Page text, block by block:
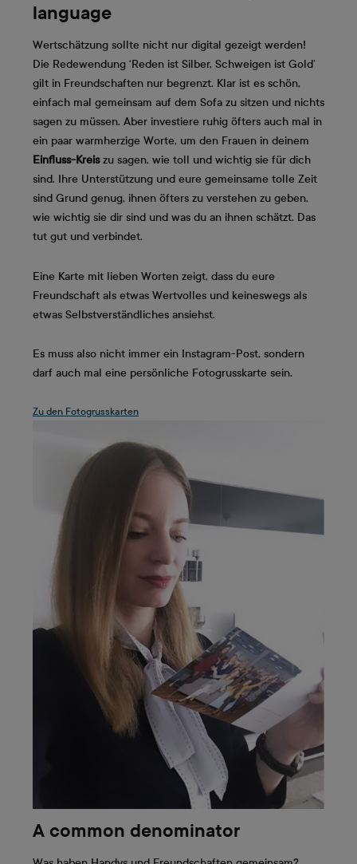
language
Wertschätzung sollte nicht nur digital gezeigt werden!
Die Redewendung ‘Reden ist Silber, Schweigen ist Gold’
gilt in Freundschaften nur begrenzt. Klar ist es schön,
einfach mal gemeinsam auf dem Sofa zu sitzen und nichts
sagen zu müssen. Aber investiere ruhig öfters auch mal in
ein paar warmherzige Worte, um den Frauen in deinem
Einfluss-Kreiszu sagen, wie toll und wichtig sie für dich
sind. Ihre Unterstützung und eure gemeinsame tolle Zeit
sind Grund genug, ihnen öfters zu verstehen zu geben,
wie wichtig sie dir sind und was du an ihnen schätzt. Das
tut gut und verbindet.
Eine Karte mit lieben Worten zeigt, dass du eure
Freundschaft als etwas Wertvolles und keineswegs als
etwas Selbstverständliches ansiehst.
Es muss also nicht immer ein Instagram-Post, sondern
darf auch mal eine persönliche Fotogrusskarte sein.
Zu den Fotogrusskarten
A common denominator